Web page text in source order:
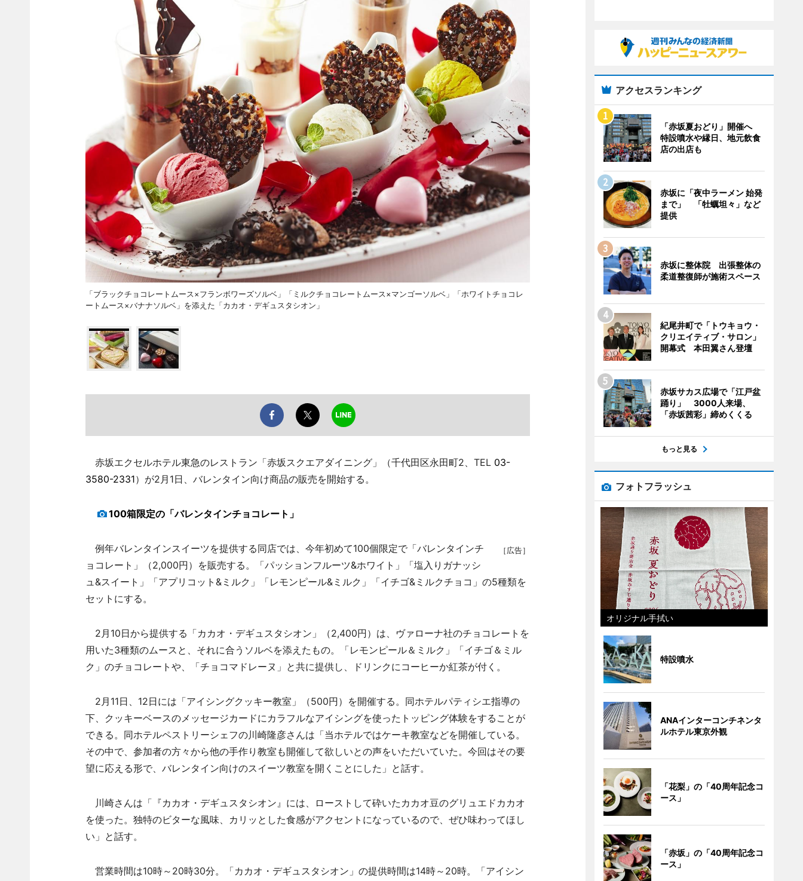
「ブラックチョコレートムース×フランボワーズソルベ」「ミルクチョコレートムース×マンゴーソルベ」「ホワイトチョコレ
ートムース×バナナソルベ」を添えた「カカオ・デギュスタシオン」
赤坂エクセルホテル東急のレストラン「赤坂スクエアダイニング」（千代田区永田町2、TEL 03-
3580-2331）が2月1日、バレンタイン向け商品の販売を開始する。
100箱限定の「バレンタインチョコレート」
［広告］
例年バレンタインスイーツを提供する同店では、今年初めて100個限定で「バレンタインチ
ョコレート」（2,000円）を販売する。「パッションフルーツ&ホワイト」「塩入りガナッシ
ュ&スイート」「アプリコット&ミルク」「レモンピール&ミルク」「イチゴ&ミルクチョコ」の5種類を
セットにする。
2月10日から提供する「カカオ・デギュスタシオン」（2,400円）は、ヴァローナ社のチョコレートを
用いた3種類のムースと、それに合うソルベを添えたもの。「レモンピール＆ミルク」「イチゴ＆ミル
ク」のチョコレートや、「チョコマドレーヌ」と共に提供し、ドリンクにコーヒーか紅茶が付く。
2月11日、12日には「アイシングクッキー教室」（500円）を開催する。同ホテルパティシエ指導の
下、クッキーベースのメッセージカードにカラフルなアイシングを使ったトッピング体験をすることが
できる。同ホテルペストリーシェフの川崎隆彦さんは「当ホテルではケーキ教室などを開催している。
その中で、参加者の方々から他の手作り教室も開催して欲しいとの声をいただいていた。今回はその要
望に応える形で、バレンタイン向けのスイーツ教室を開くことにした」と話す。
川崎さんは「『カカオ・デギュスタシオン』には、ローストして砕いたカカオ豆のグリュエドカカオ
を使った。独特のビターな風味、カリッとした食感がアクセントになっているので、ぜひ味わってほし
い」と話す。
営業時間は10時～20時30分。「カカオ・デギュスタシオン」の提供時間は14時～20時。「アイシン
アクセスランキング
「赤坂夏おどり」開催へ
特設噴水や縁日、地元飲食
店の出店も
赤坂に「夜中ラーメン 始発
まで」 「牡蠣坦々」など
提供
赤坂に整体院 出張整体の
柔道整復師が施術スペース
紀尾井町で「トウキョウ・
クリエイティブ・サロン」
開幕式 本田翼さん登壇
赤坂サカス広場で「江戸盆
踊り」 3000人来場、
「赤坂茜彩」締めくくる
もっと見る
フォトフラッシュ
オリジナル手拭い
特設噴水
ANAインターコンチネンタ
ルホテル東京外観
「花梨」の「40周年記念コ
ース」
「赤坂」の「40周年記念コ
ース」